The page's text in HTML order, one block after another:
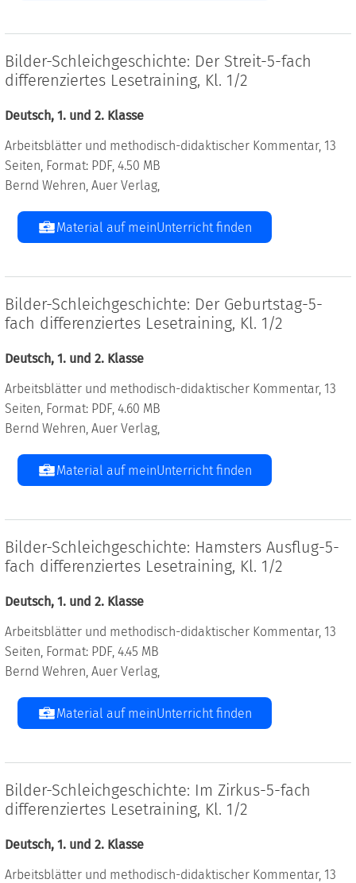
Bilder-Schleichgeschichte: Der Streit-5-fach
differenziertes Lesetraining, Kl. 1/2
Deutsch, 1. und 2. Klasse
Arbeitsblätter und methodisch-didaktischer Kommentar, 13
Seiten, Format: PDF, 4.50 MB
Bernd Wehren, Auer Verlag,
Material auf meinUnterricht finden
Bilder-Schleichgeschichte: Der Geburtstag-5-
fach differenziertes Lesetraining, Kl. 1/2
Deutsch, 1. und 2. Klasse
Arbeitsblätter und methodisch-didaktischer Kommentar, 13
Seiten, Format: PDF, 4.60 MB
Bernd Wehren, Auer Verlag,
Material auf meinUnterricht finden
Bilder-Schleichgeschichte: Hamsters Ausflug-5-
fach differenziertes Lesetraining, Kl. 1/2
Deutsch, 1. und 2. Klasse
Arbeitsblätter und methodisch-didaktischer Kommentar, 13
Seiten, Format: PDF, 4.45 MB
Bernd Wehren, Auer Verlag,
Material auf meinUnterricht finden
Bilder-Schleichgeschichte: Im Zirkus-5-fach
differenziertes Lesetraining, Kl. 1/2
Deutsch, 1. und 2. Klasse
Arbeitsblätter und methodisch-didaktischer Kommentar, 13